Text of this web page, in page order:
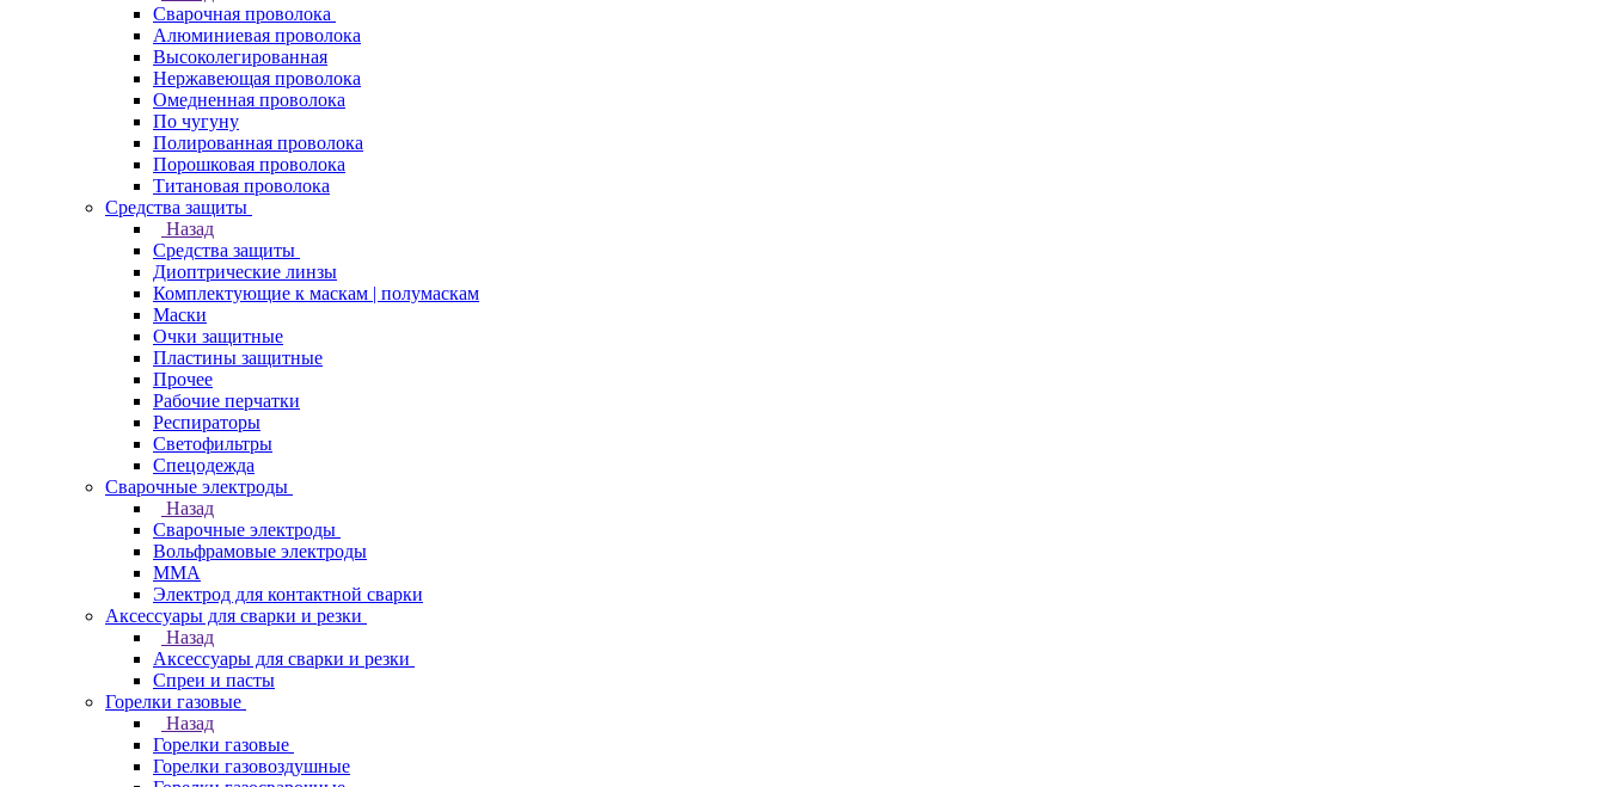
Сварочная проволока
Алюминиевая проволока
Высоколегированная
Нержавеющая проволока
Омедненная проволока
По чугуну
Полированная проволока
Порошковая проволока
Титановая проволока
Средства защиты
Назад
Средства защиты
Диоптрические линзы
Комплектующие к маскам | полумаскам
Маски
Очки защитные
Пластины защитные
Прочее
Рабочие перчатки
Респираторы
Светофильтры
Спецодежда
Сварочные электроды
Назад
Сварочные электроды
Вольфрамовые электроды
ММА
Электрод для контактной сварки
Аксессуары для сварки и резки
Назад
Аксессуары для сварки и резки
Спреи и пасты
Горелки газовые
Назад
Горелки газовые
Горелки газовоздушные